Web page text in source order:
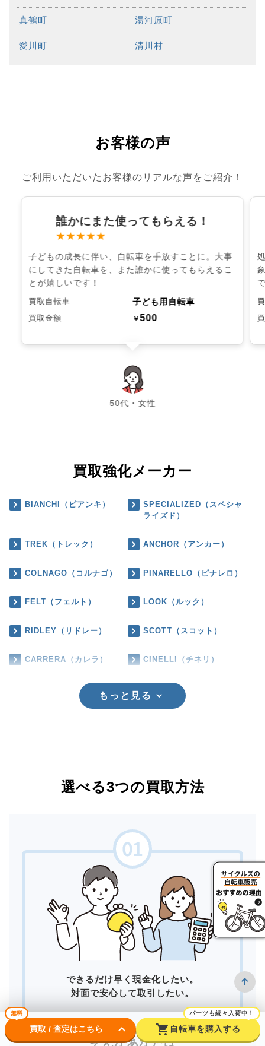
真鶴町 湯河原町
愛川町 清川村
お客様の声
ご利用いただいたお客様のリアルな声をご紹介！
誰かにまた使ってもらえる！
★★★★★
子どもの成長に伴い、自転車を手放すことに。大事
にしてきた自転車を、また誰かに使ってもらえるこ
とが嬉しいです！
買取自転車 子ども用自転車
買取金額 ￥500
50代・女性
chevron_left chevron_right
買取強化メーカー
BIANCHI（ビアンキ）
SPECIALIZED（スペシャ
ライズド）
TREK（トレック） ANCHOR（アンカー）
COLNAGO（コルナゴ） PINARELLO（ピナレロ）
FELT（フェルト） LOOK（ルック）
RIDLEY（リドレー） SCOTT（スコット）
CARRERA（カレラ） CINELLI（チネリ）
もっと見る
選べる3つの買取方法
できるだけ早く現金化したい。
対面で安心して取引したい。
そんなあなたは
無料
買取 / 査定はこちら keyboard_arrow_down shopping_cart
パーツも続々入荷中！
自転車を購入する